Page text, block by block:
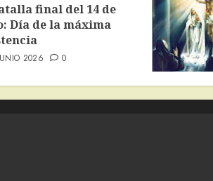
final del 14 de
Día de la máxima
2026 0